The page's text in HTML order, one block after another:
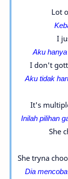
Lot
I
Aku
I don't
Aku tidak
It's
Inilah pilihan
She
She tryna
Dia